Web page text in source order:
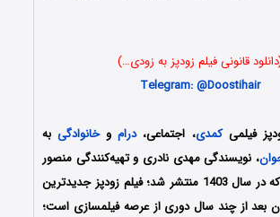
قانونی فیلم زودپز به زودی…)
Telegram: @Doostihair
فیلمیکمدی، اجتماعی،دراموخانوادگیبه
، نویسندگی مهدی نادری و تهیه‌کنندگی منصور
سهراب‌پور است که در سال 1403 منتشر شد؛ فیلم زودپز جدیدترین
بعد از چند سال دوری از عرصه فیلمسازی است؛